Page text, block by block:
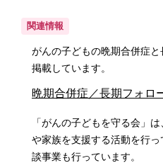
関連情報
がんの子どもの晩期合併症と
掲載しています。
晩期合併症／長期フォロ
「がんの子どもを守る会」
や家族を支援する活動を行
談事業も行っています。